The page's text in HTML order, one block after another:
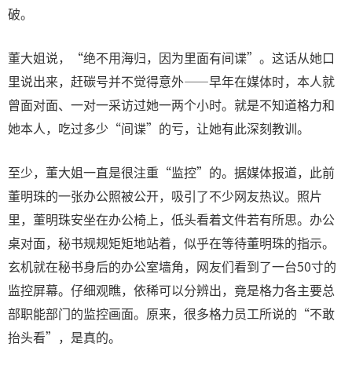
破。
董大姐说，“绝不用海归，因为里面有间谍”。这话从她口
里说出来，赶碳号并不觉得意外——早年在媒体时，本人就
曾面对面、一对一采访过她一两个小时。就是不知道格力和
她本人，吃过多少“间谍”的亏，让她有此深刻教训。
至少，董大姐一直是很注重“监控”的。据媒体报道，此前
董明珠的一张办公照被公开，吸引了不少网友热议。照片
里，董明珠安坐在办公椅上，低头看着文件若有所思。办公
桌对面，秘书规规矩矩地站着，似乎在等待董明珠的指示。
玄机就在秘书身后的办公室墙角，网友们看到了一台50寸的
监控屏幕。仔细观瞧，依稀可以分辨出，竟是格力各主要总
部职能部门的监控画面。原来，很多格力员工所说的“不敢
抬头看”，是真的。